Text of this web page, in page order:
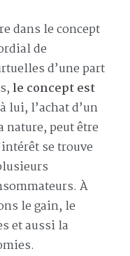
dans le concept
de
d’une part
le concept est
lui, l’achat d’un
nature, peut être
se trouve
À
le gain, le
et aussi la